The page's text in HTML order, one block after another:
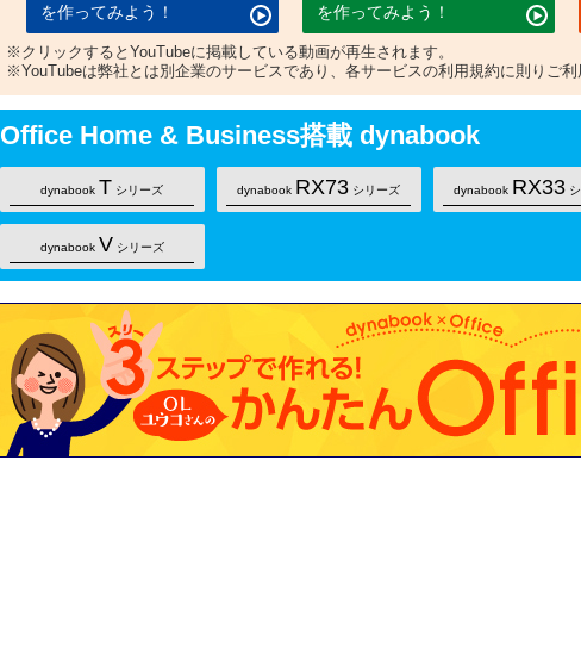
を作ってみよう！
を作ってみよう！
※クリックするとYouTubeに掲載している動画が再生されます。
※YouTubeは弊社とは別企業のサービスであり、各サービスの利用規約に則りご利
Office Home & Business搭載 dynabook
dynabook T シリーズ dynabook RX73 シリーズ dynabook RX33
dynabook V シリーズ